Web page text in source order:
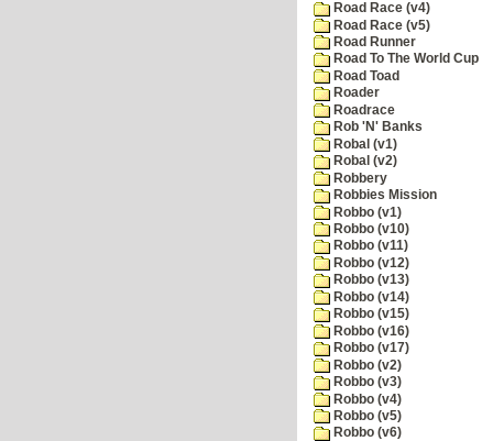
Road Race (v4)
Road Race (v5)
Road Runner
Road To The World Cup
Road Toad
Roader
Roadrace
Rob 'N' Banks
Robal (v1)
Robal (v2)
Robbery
Robbies Mission
Robbo (v1)
Robbo (v10)
Robbo (v11)
Robbo (v12)
Robbo (v13)
Robbo (v14)
Robbo (v15)
Robbo (v16)
Robbo (v17)
Robbo (v2)
Robbo (v3)
Robbo (v4)
Robbo (v5)
Robbo (v6)